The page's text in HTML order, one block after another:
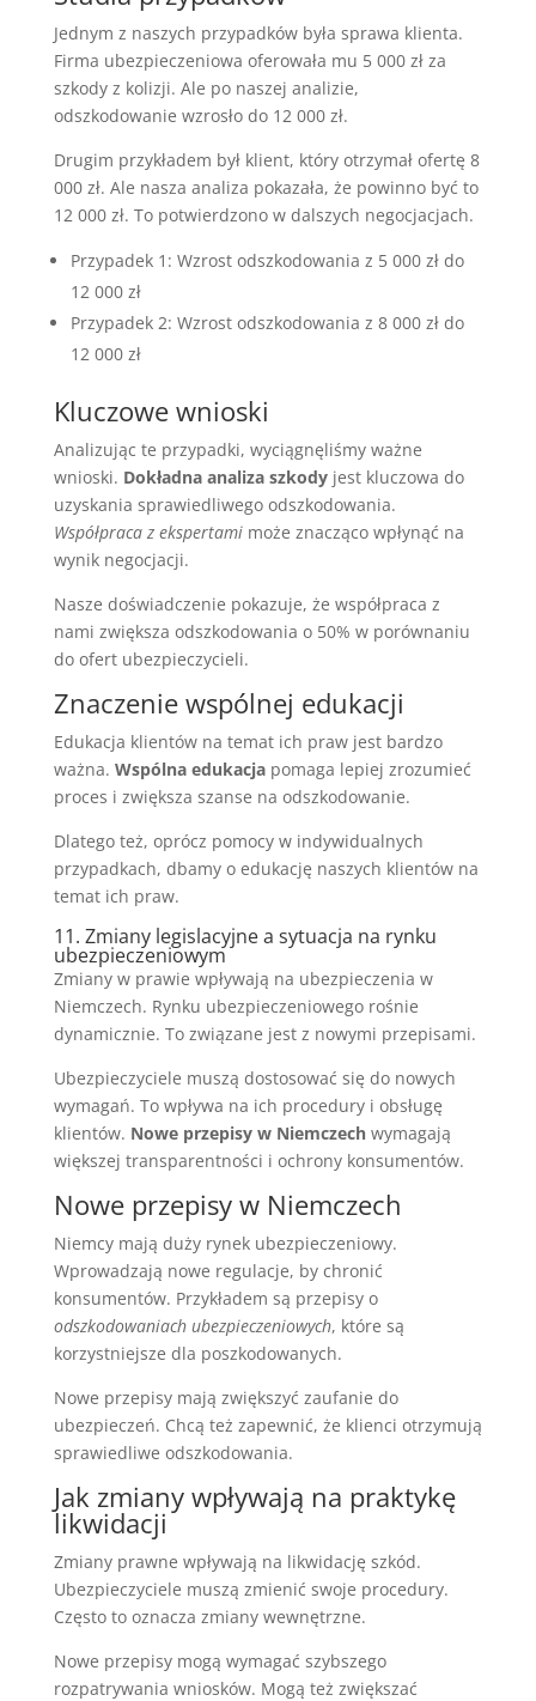
Jednym z naszych przypadków była sprawa klienta.
Firma ubezpieczeniowa oferowała mu 5 000 zł za
szkody z kolizji. Ale po naszej analizie,
odszkodowanie wzrosło do 12 000 zł.
Drugim przykładem był klient, który otrzymał ofertę 8
000 zł. Ale nasza analiza pokazała, że powinno być to
12 000 zł. To potwierdzono w dalszych negocjacjach.
Przypadek 1: Wzrost odszkodowania z 5 000 zł do
12 000 zł
Przypadek 2: Wzrost odszkodowania z 8 000 zł do
12 000 zł
Kluczowe wnioski
Analizując te przypadki, wyciągnęliśmy ważne
wnioski. Dokładna analiza szkodyjest kluczowa do
uzyskania sprawiedliwego odszkodowania.
Współpraca z ekspertamimoże znacząco wpłynąć na
wynik negocjacji.
Nasze doświadczenie pokazuje, że współpraca z
nami zwiększa odszkodowania o 50% w porównaniu
do ofert ubezpieczycieli.
Znaczenie wspólnej edukacji
Edukacja klientów na temat ich praw jest bardzo
ważna. Wspólna edukacjapomaga lepiej zrozumieć
proces i zwiększa szanse na odszkodowanie.
Dlatego też, oprócz pomocy w indywidualnych
przypadkach, dbamy o edukację naszych klientów na
temat ich praw.
11. Zmiany legislacyjne a sytuacja na rynku
ubezpieczeniowym
Zmiany w prawie wpływają na ubezpieczenia w
Niemczech. Rynku ubezpieczeniowego rośnie
dynamicznie. To związane jest z nowymi przepisami.
Ubezpieczyciele muszą dostosować się do nowych
wymagań. To wpływa na ich procedury i obsługę
klientów. Nowe przepisy w Niemczechwymagają
większej transparentności i ochrony konsumentów.
Nowe przepisy w Niemczech
Niemcy mają duży rynek ubezpieczeniowy.
Wprowadzają nowe regulacje, by chronić
konsumentów. Przykładem są przepisy o
odszkodowaniach ubezpieczeniowych, które są
korzystniejsze dla poszkodowanych.
Nowe przepisy mają zwiększyć zaufanie do
ubezpieczeń. Chcą też zapewnić, że klienci otrzymują
sprawiedliwe odszkodowania.
Jak zmiany wpływają na praktykę
likwidacji
Zmiany prawne wpływają na likwidację szkód.
Ubezpieczyciele muszą zmienić swoje procedury.
Często to oznacza zmiany wewnętrzne.
Nowe przepisy mogą wymagać szybszego
rozpatrywania wniosków. Mogą też zwiększać